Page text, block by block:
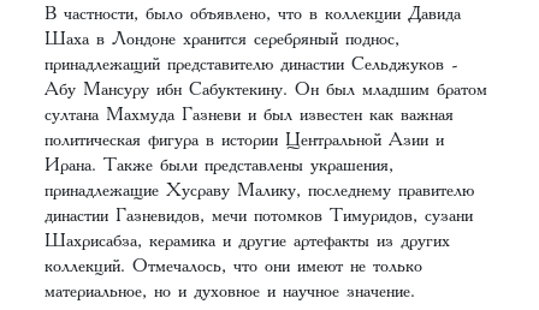
В частности, было объявлено, что в коллекции Давида
Шаха в Лондоне хранится серебряный поднос,
принадлежащий представителю династии Сельджуков -
Абу Мансуру ибн Сабуктекину. Он был младшим братом
султана Махмуда Газневи и был известен как важная
политическая фигура в истории Центральной Азии и
Ирана. Также были представлены украшения,
принадлежащие Хусраву Малику, последнему правителю
династии Газневидов, мечи потомков Тимуридов, сузани
Шахрисабза, керамика и другие артефакты из других
коллекций. Отмечалось, что они имеют не только
материальное, но и духовное и научное значение.